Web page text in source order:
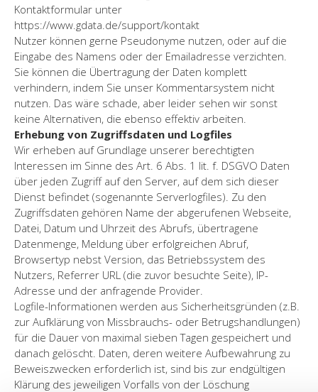
Kontaktformular unter
https://www.gdata.de/support/kontakt
Nutzer können gerne Pseudonyme nutzen, oder auf die
Eingabe des Namens oder der Emailadresse verzichten.
Sie können die Übertragung der Daten komplett
verhindern, indem Sie unser Kommentarsystem nicht
nutzen. Das wäre schade, aber leider sehen wir sonst
keine Alternativen, die ebenso effektiv arbeiten.
Erhebung von Zugriffsdaten und Logfiles
Wir erheben auf Grundlage unserer berechtigten
Interessen im Sinne des Art. 6 Abs. 1 lit. f. DSGVO Daten
über jeden Zugriff auf den Server, auf dem sich dieser
Dienst befindet (sogenannte Serverlogfiles). Zu den
Zugriffsdaten gehören Name der abgerufenen Webseite,
Datei, Datum und Uhrzeit des Abrufs, übertragene
Datenmenge, Meldung über erfolgreichen Abruf,
Browsertyp nebst Version, das Betriebssystem des
Nutzers, Referrer URL (die zuvor besuchte Seite), IP-
Adresse und der anfragende Provider.
Logfile-Informationen werden aus Sicherheitsgründen (z.B.
zur Aufklärung von Missbrauchs- oder Betrugshandlungen)
für die Dauer von maximal sieben Tagen gespeichert und
danach gelöscht. Daten, deren weitere Aufbewahrung zu
Beweiszwecken erforderlich ist, sind bis zur endgültigen
Klärung des jeweiligen Vorfalls von der Löschung